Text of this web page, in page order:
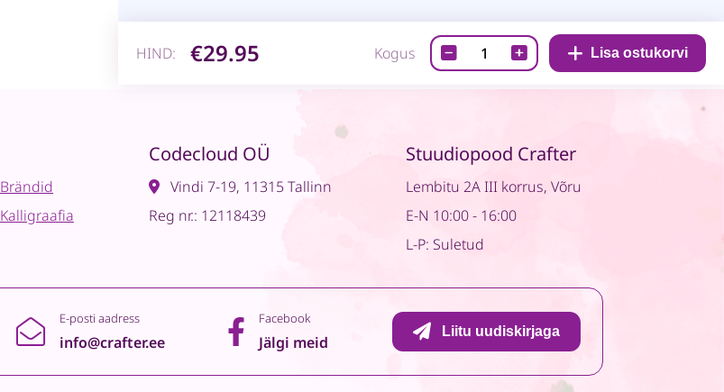
HIND: €29.95 Kogus
Fusion
Mineralvärv
500ml
quantity
Lisa ostukorvi
Brändid
Kalligraafia
Codecloud OÜ
Vindi 7-19, 11315 Tallinn
Reg nr.: 12118439
Stuudiopood Crafter
Lembitu 2A III korrus, Võru
E-N 10:00 - 16:00
L-P: Suletud
E-posti aadress
info@crafter.ee
Facebook
Jälgi meid
Liitu uudiskirjaga